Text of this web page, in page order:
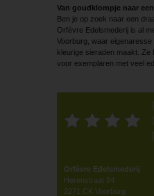
Van goudklompje naar
Ben je op zoek naar een
Orfèvre Edelsmederij is al
Voorburg, waar eigenaresse
kleurige sieraden maakt. Ze
voor exemplaren met veel
Orfèvre Edelsmederij
Herenstraat 84
2271 CK Voorburg